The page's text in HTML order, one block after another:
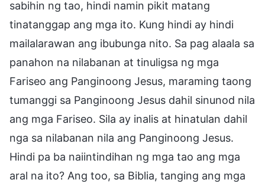
sabihin ng tao, hindi namin pikit matang
tinatanggap ang mga ito. Kung hindi ay hindi
mailalarawan ang ibubunga nito. Sa pag alaala sa
panahon na nilabanan at tinuligsa ng mga
Fariseo ang Panginoong Jesus, maraming taong
tumanggi sa Panginoong Jesus dahil sinunod nila
ang mga Fariseo. Sila ay inalis at hinatulan dahil
nga sa nilabanan nila ang Panginoong Jesus.
Hindi pa ba naiintindihan ng mga tao ang mga
aral na ito? Ang too, sa Biblia, tanging ang mga